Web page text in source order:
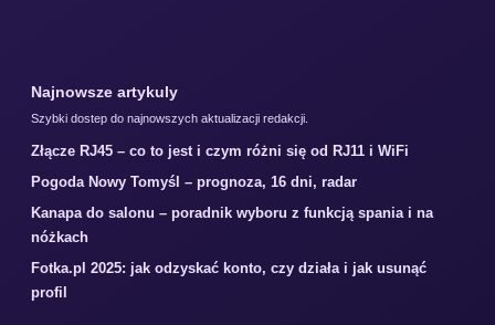
Najnowsze artykuly
Szybki dostep do najnowszych aktualizacji redakcji.
Złącze RJ45 – co to jest i czym różni się od RJ11 i WiFi
Pogoda Nowy Tomyśl – prognoza, 16 dni, radar
Kanapa do salonu – poradnik wyboru z funkcją spania i na
nóżkach
Fotka.pl 2025: jak odzyskać konto, czy działa i jak usunąć
profil